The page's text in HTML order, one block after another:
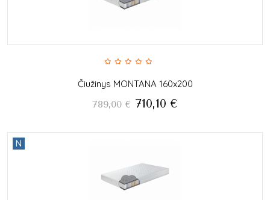
Čiužinys MONTANA 160x200
789,00 € 710,10 €
N